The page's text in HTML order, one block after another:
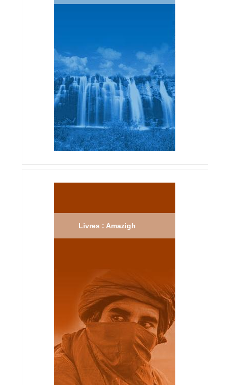
Livres : Amazigh